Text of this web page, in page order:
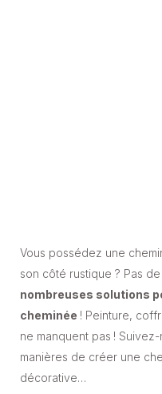
Vous possédez une
son côté rustique ? Pas
nombreuses solutions
cheminée ! Peinture,
ne manquent pas !
manières de créer une
décorative…